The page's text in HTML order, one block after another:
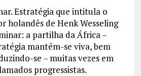
Estratégia que intitula o
holandês de Henk Wesseling
a partilha da África –
mantém-se viva, bem
se – muitas vezes em
progressistas.